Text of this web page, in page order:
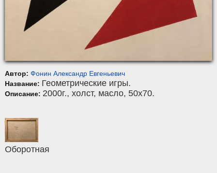
Автор: Фонин Александр Евгеньевич
Название: Геометрические игры.
Описание: 2000г., холст, масло, 50x70.
Оборотная